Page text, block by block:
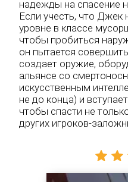
надежды на спасение
Если учесть, что Джек
уровне в классе
чтобы пробиться
он пытается
создает оружие,
альянсе со
искусственным
не до конца) и
чтобы спасти не
других игроков-